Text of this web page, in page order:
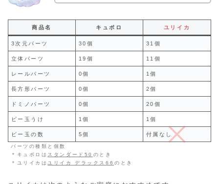
商品名 キュボロ ユリイカ
3次元パーツ 30個 31個
立体パーツ 19個 11個
レールパーツ 0個 1個
長方形パーツ 0個 2個
ドミノパーツ 0個 20個
ビー玉うけ 1個 1個
ビー玉の数 5個 付属なし
パーツの種類と個数
＊キュボロは スタンダード50 のとき
＊ユリイカは ユリイカ デラックス66 のとき